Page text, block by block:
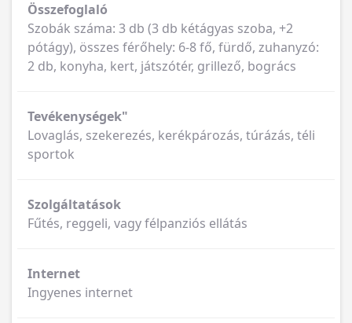
Összefoglaló
Szobák száma: 3 db (3 db kétágyas szoba, +2
pótágy), összes férőhely: 6-8 fő, fürdő, zuhanyzó:
2 db, konyha, kert, játszótér, grillező, bogrács
Tevékenységek"
Lovaglás, szekerezés, kerékpározás, túrázás, téli
sportok
Szolgáltatások
Fűtés, reggeli, vagy félpanziós ellátás
Internet
Ingyenes internet